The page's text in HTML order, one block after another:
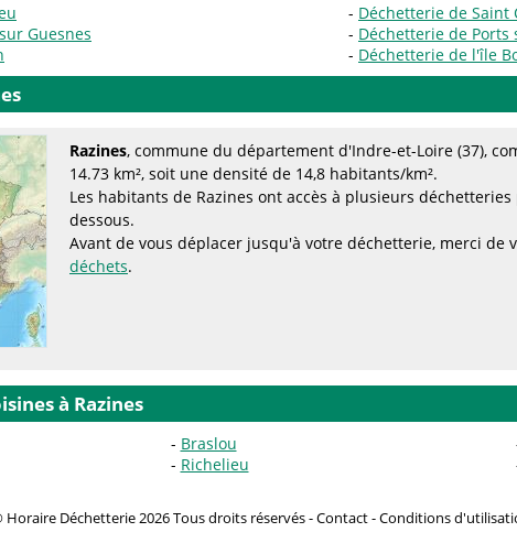
Déchetterie de Saint
Guesnes
Déchetterie de Ports
Déchetterie de l'île
Razines, commune du département d'Indre-et-Loire (37),
14.73 km², soit une densité de 14,8 habitants/km².
Les habitants de Razines ont accès à plusieurs
dessous.
Avant de vous déplacer jusqu'à votre déchetterie, merci de
déchets.
à Razines
Braslou
Richelieu
Déchetterie 2026 Tous droits réservés -Contact-Conditions